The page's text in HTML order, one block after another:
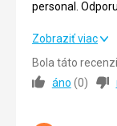
Pláž
Krásná ,
přímou čarou od
vlny , všude
personal.
Super hotel bez
personal.
Strava
Zobraziť viac
Bola táto
áno (0)